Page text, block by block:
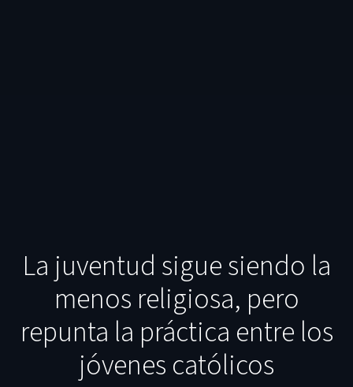
La juventud sigue siendo la
menos religiosa, pero
repunta la práctica entre los
jóvenes católicos